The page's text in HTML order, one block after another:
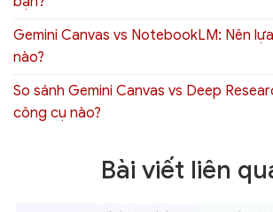
Gemini Canvas vs NotebookLM: Nên
nào?
So sánh Gemini Canvas vs Deep
công cụ nào?
Bài viết liên